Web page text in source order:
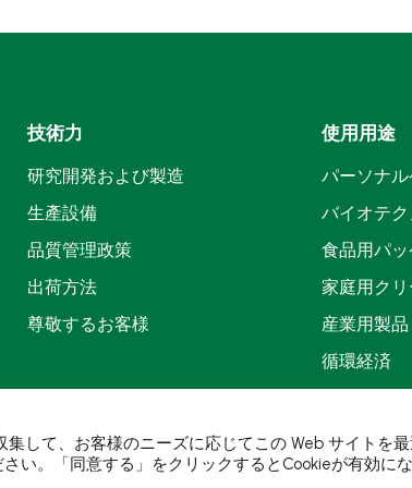
技術力
研究開発および製造
生產設備
品質管理政策
出荷方法
尊敬するお客様
使用用途
パーソナル
バイオテ
食品用パ
家庭用ク
産業用製品
循環経済
して、お客様のニーズに応じてこの Web サイトを
い。「同意する」をクリックするとCookieが有効に